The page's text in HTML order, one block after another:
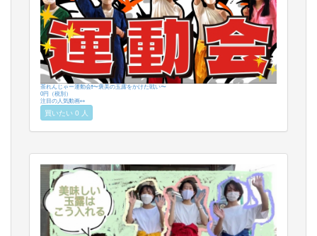
茶れんじゃー運動会❗️〜褒美の玉露をかけた戦い〜
0円（税別）
注目の人気動画👀
買いたい 0 人